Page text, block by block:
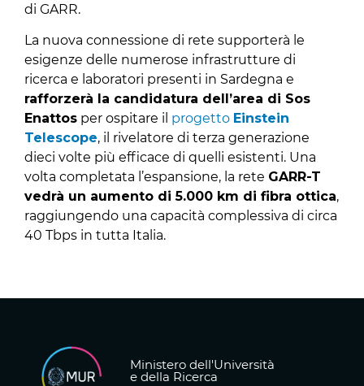
di GARR.
La nuova connessione di rete supporterà le
esigenze delle numerose infrastrutture di
ricerca e laboratori presenti in Sardegna e
rafforzerà la candidatura dell’area di Sos
Enattos per ospitare il progetto Einstein
Telescope, il rivelatore di terza generazione
dieci volte più efficace di quelli esistenti. Una
volta completata l’espansione, la rete GARR-T
vedrà un aumento di 5.000 km di fibra ottica,
raggiungendo una capacità complessiva di circa
40 Tbps in tutta Italia.
Ministero dell'Università
e della Ricerca